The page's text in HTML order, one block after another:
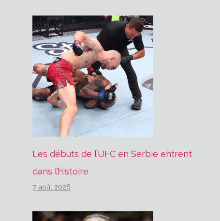
Les débuts de l’UFC en Serbie entrent
dans l’histoire
7 août 2026